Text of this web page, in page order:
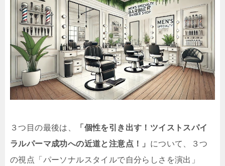
３つ目の最後は、
「個性を引き出す！ツイストスパイ
ラルパーマ成功への近道と注意点！」 について、３つ
の視点「パーソナルスタイルで自分らしさを演出」